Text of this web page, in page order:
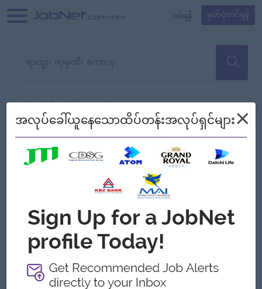
၀င်ရန် မှတ်ပုံတင်ရန်
သော အလုပ်မရှိသေးပါ။
စစ်ရန် စဉ်၍ကြည့်မည်
အလုပ်ခေါ်ယူနေသောထိပ်တန်းအလုပ်ရှင်များ×